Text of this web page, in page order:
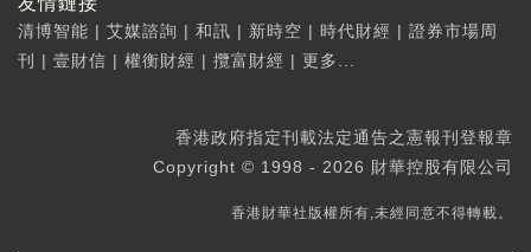
清博智能 | 艾媒諮詢 | 和訊 | 新時空 | 時代財經 | 證券市場周
刊
| 壹財信 | 權衡財經 | 攬富財經 | 更多...
香港政府指定刊載法定通告之憲報刊登報章
Copyright © 1998 - 2026 財華控股有限公司
香港財華社版權所有,未經同意不得轉載。